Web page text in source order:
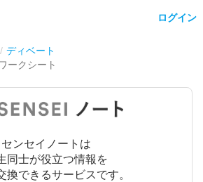
ログイン
ディベート
ークシート
センセイノートは
同士が役立つ情報を
換できるサービスです。